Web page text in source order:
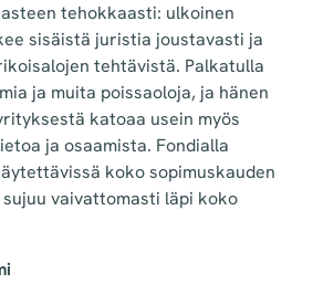
tehokkaasti: ulkoinen
sisäistä juristia joustavasti ja
tehtävistä. Palkatulla
ja muita poissaoloja, ja hänen
katoaa usein myös
ja osaamista. Fondialla
koko sopimuskauden
vaivattomasti läpi koko